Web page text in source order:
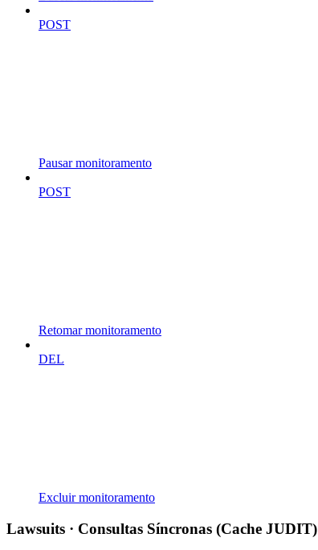
POST
Pausar monitoramento
POST
Retomar monitoramento
DEL
Excluir monitoramento
Lawsuits · Consultas Síncronas (Cache JUDIT)